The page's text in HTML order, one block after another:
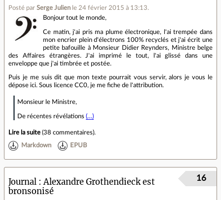
Posté par Serge Julien le 24 février 2015 à 13:13.
Bonjour tout le monde,
Ce matin, j'ai pris ma plume électronique, l'ai trempée dans
mon encrier plein d'électrons 100% recyclés et j'ai écrit une
petite bafouille à Monsieur Didier Reynders, Ministre belge
des Affaires étrangères. J'ai imprimé le tout, l'ai glissé dans une
enveloppe que j'ai timbrée et postée.
Puis je me suis dit que mon texte pourrait vous servir, alors je vous le
dépose ici. Sous licence CC0, je me fiche de l'attribution.
Monsieur le Ministre,
De récentes révélations (…)
Lire la suite (38 commentaires).
Markdown EPUB
Journal
Alexandre Grothendieck est
bronsonisé
16